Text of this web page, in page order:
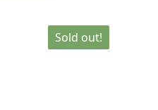
Sold out!